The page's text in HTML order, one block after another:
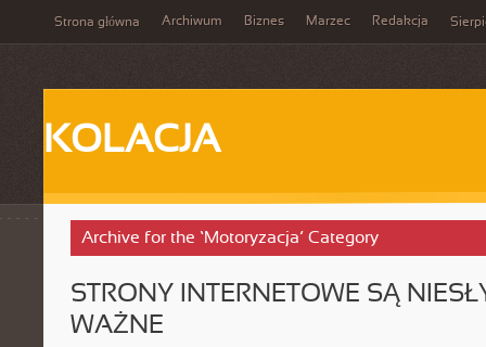
Strona główna Archiwum Biznes Marzec Redakcja
KOLACJA
Archive for the ‘Motoryzacja’ Category
STRONY INTERNETOWE SĄ
WAŻNE